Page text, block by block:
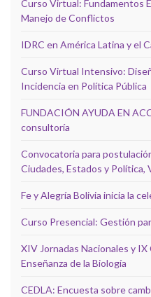
Curso Virtual: Fundamentos
Manejo de Conflictos
IDRC en América Latina y el
Curso Virtual Intensivo:
Incidencia en Política Pública
FUNDACIÓN AYUDA EN
consultoría
Convocatoria para
Ciudades, Estados y Política,
Fe y Alegría Bolivia inicia la
Curso Presencial: Gestión
XIV Jornadas Nacionales y
Enseñanza de la Biología
CEDLA: Encuesta sobre